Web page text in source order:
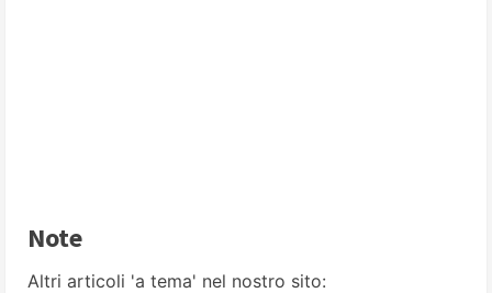
Note
Altri articoli 'a tema' nel nostro sito: